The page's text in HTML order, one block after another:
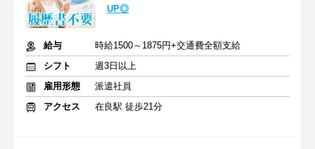
UP◎
給与
時給1500～1875円+交通費全額支給
シフト
週3日以上
雇用形態
派遣社員
アクセス
在良駅 徒歩21分